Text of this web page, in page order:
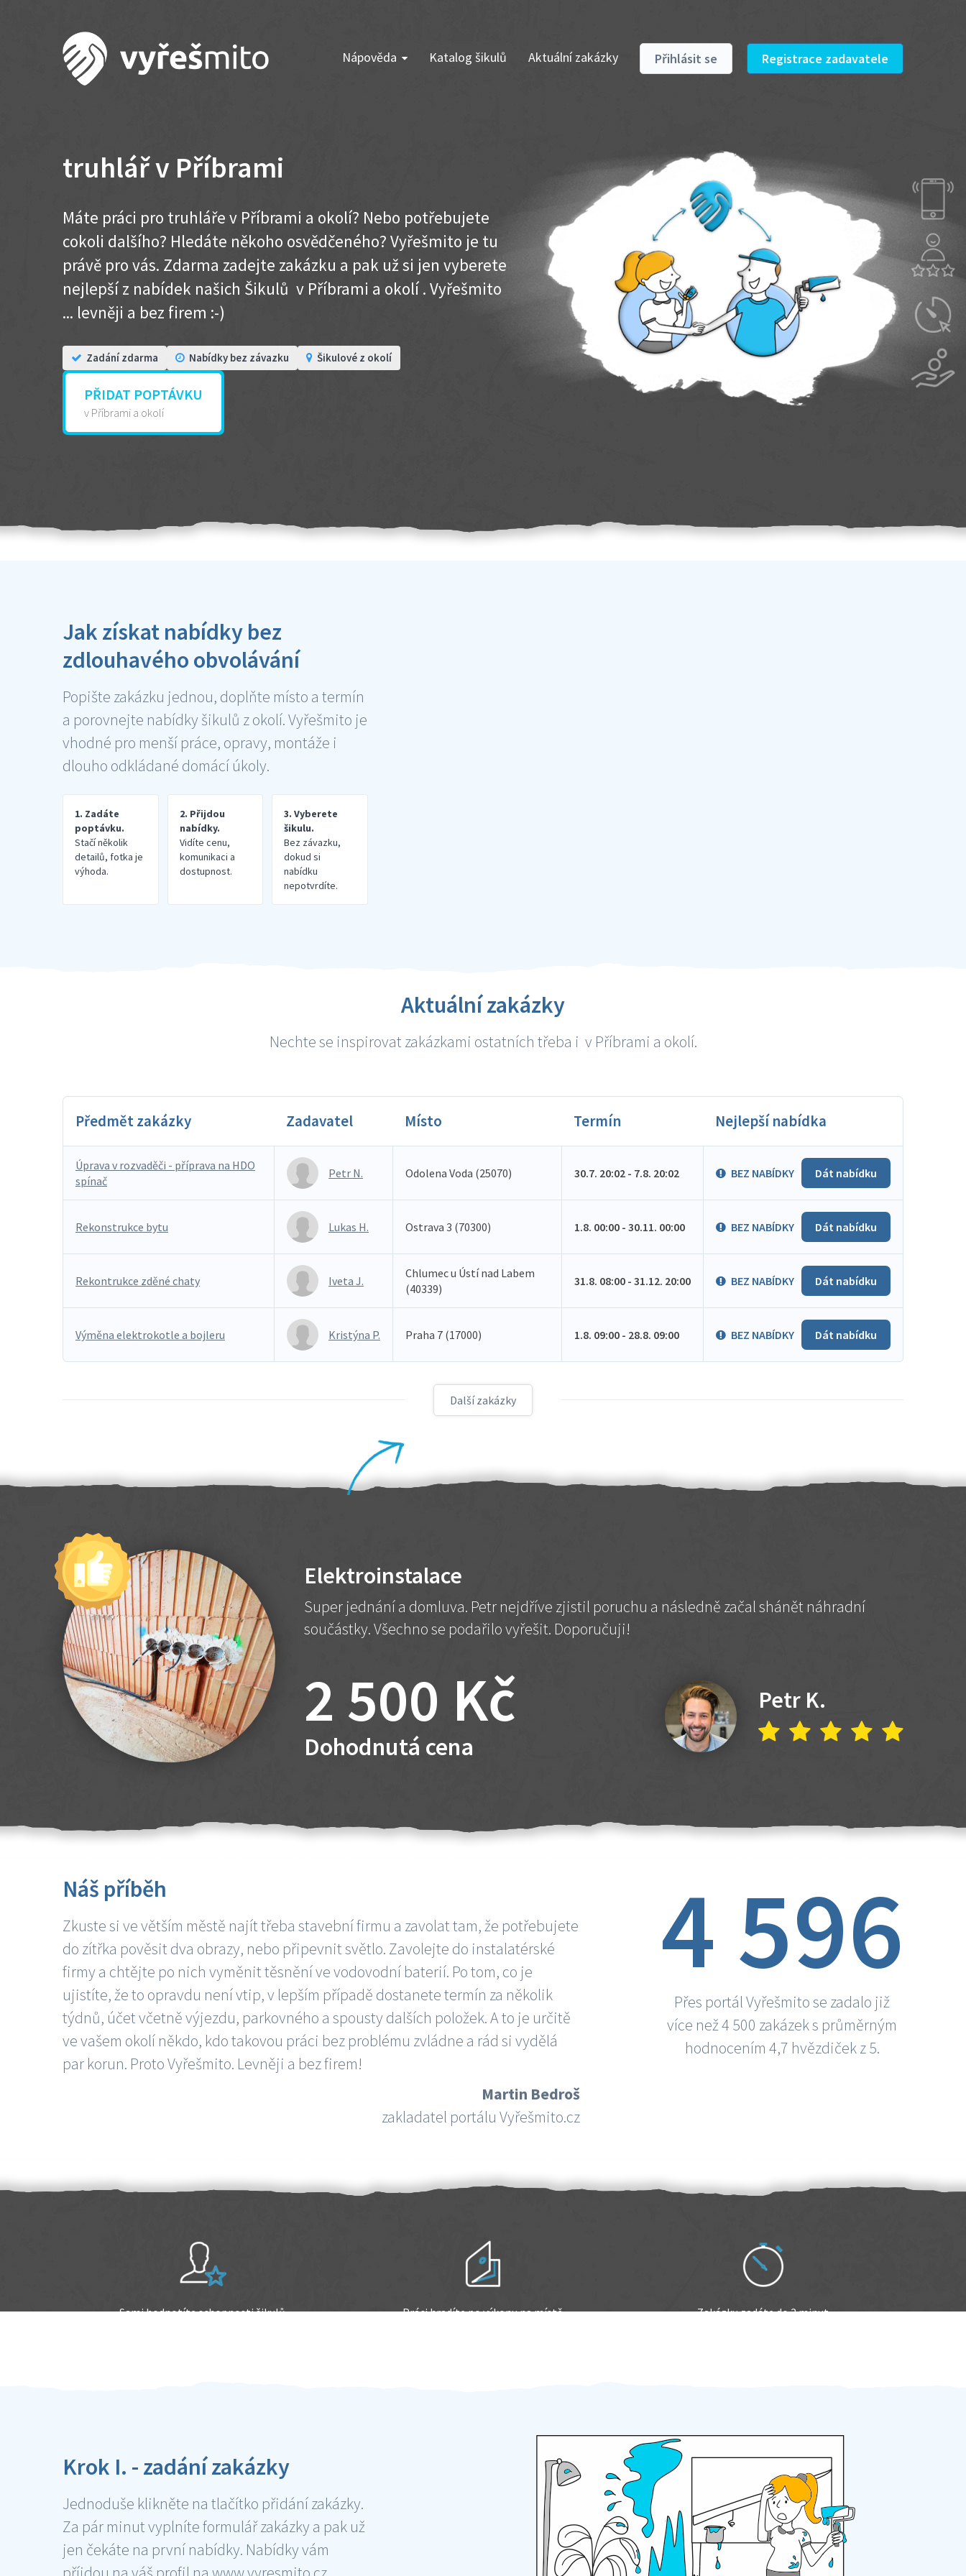
Nápověda Katalog šikulů Aktuální zakázky Přihlásit se Registrace zadavatele
truhlář v Příbrami
Máte práci pro truhláře v Příbrami a okolí? Nebo potřebujete
cokoli dalšího? Hledáte někoho osvědčeného? Vyřešmito je tu
právě pro vás. Zdarma zadejte zakázku a pak už si jen vyberete
nejlepší z nabídek našich Šikulů v Příbrami a okolí . Vyřešmito
... levněji a bez firem :-)
Zadání zdarma Nabídky bez závazku Šikulové z okolí
PŘIDAT POPTÁVKU
v Příbrami a okolí
Jak získat nabídky bez
zdlouhavého obvolávání
Popište zakázku jednou, doplňte místo a termín
a porovnejte nabídky šikulů z okolí. Vyřešmito je
vhodné pro menší práce, opravy, montáže i
dlouho odkládané domácí úkoly.
1. Zadáte
poptávku.
Stačí několik
detailů, fotka je
výhoda.
2. Přijdou
nabídky.
Vidíte cenu,
komunikaci a
dostupnost.
3. Vyberete
šikulu.
Bez závazku,
dokud si
nabídku
nepotvrdíte.
Aktuální zakázky
Nechte se inspirovat zakázkami ostatních třeba i v Příbrami a okolí.
Předmět zakázky Zadavatel Místo Termín Nejlepší nabídka
Úprava v rozvaděči - příprava na HDO
spínač
Petr N. Odolena Voda (25070) 30.7. 20:02 - 7.8. 20:02 BEZ NABÍDKY Dát nabídku
Rekonstrukce bytu Lukas H. Ostrava 3 (70300) 1.8. 00:00 - 30.11. 00:00 BEZ NABÍDKY Dát nabídku
Rekontrukce zděné chaty Iveta J.
Chlumec u Ústí nad Labem
(40339)
31.8. 08:00 - 31.12. 20:00 BEZ NABÍDKY Dát nabídku
Výměna elektrokotle a bojleru Kristýna P. Praha 7 (17000) 1.8. 09:00 - 28.8. 09:00 BEZ NABÍDKY Dát nabídku
Další zakázky
Elektroinstalace
Super jednání a domluva. Petr nejdříve zjistil poruchu a následně začal shánět náhradní
součástky. Všechno se podařilo vyřešit. Doporučuji!
2 500 Kč
Dohodnutá cena
Petr K.
Náš příběh
Zkuste si ve větším městě najít třeba stavební firmu a zavolat tam, že potřebujete
do zítřka pověsit dva obrazy, nebo připevnit světlo. Zavolejte do instalatérské
firmy a chtějte po nich vyměnit těsnění ve vodovodní baterií. Po tom, co je
ujistíte, že to opravdu není vtip, v lepším případě dostanete termín za několik
týdnů, účet včetně výjezdu, parkovného a spousty dalších položek. A to je určitě
ve vašem okolí někdo, kdo takovou práci bez problému zvládne a rád si vydělá
par korun. Proto Vyřešmito. Levněji a bez firem!
Martin Bedroš
zakladatel portálu Vyřešmito.cz
4 596
Přes portál Vyřešmito se zadalo již
více než 4 500 zakázek s průměrným
hodnocením 4,7 hvězdiček z 5.
Sami hodnotíte schopnosti šikulů Práci hradíte po výkonu na místě Zakázku zadáte do 2 minut
Krok I. - zadání zakázky
Jednoduše klikněte na tlačítko přidání zakázky.
Za pár minut vyplníte formulář zakázky a pak už
jen čekáte na první nabídky. Nabídky vám